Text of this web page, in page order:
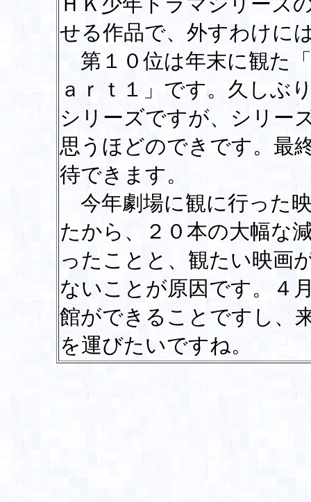
せる作品で、外すわけに
第１０位は年末に観た
ａｒｔ１」です。久しぶ
シリーズですが、シリー
思うほどのできです。最
待できます。
今年劇場に観に行った
たから、２０本の大幅な
ったことと、観たい映画
ないことが原因です。４
館ができることですし、
を運びたいですね。